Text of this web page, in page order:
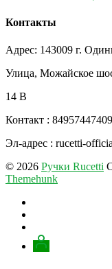
Контакты
Адрес: 143009 г.
Улица, Можайское
14 В
Контакт : 84957447409
Эл-адрес : rucetti-
© 2026 Ручки Rucetti
Themehunk